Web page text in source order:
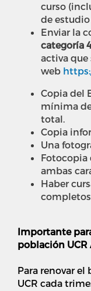
curso
de
Enviar la
categoría
activa que
web
Copia del
mínima
total.
Copia
Una
Fotocopia
ambas
Haber
completos
Importante
población UCR
Para renovar el
UCR cada